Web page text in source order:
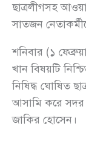
ছাত্রলীগসহ
সাতজন
শনিবার (১
খান বিষয়টি
নিষিদ্ধ ঘোষিত
আসামি করে
জাকির হোসেন।